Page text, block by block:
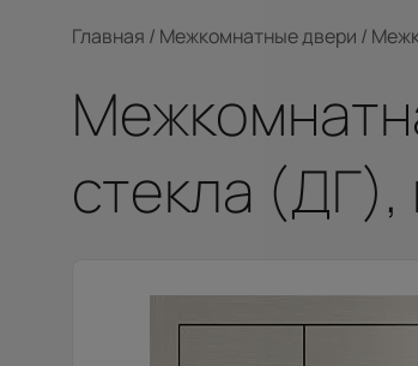
Главная / Межкомнатные двери /
стекла